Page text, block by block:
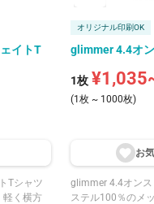
イトT
Tシャツ
軽く横方
オリジナル印刷OK
glimmer 4.4オ
1枚
(1枚 ~ 1000枚)
お
glimmer 4.4オン
ステル100％のメ